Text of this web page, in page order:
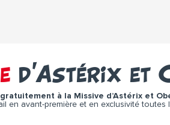
d’Astérix et
gratuitement à la Missive d’Astérix et
en avant-première et en exclusivité toutes